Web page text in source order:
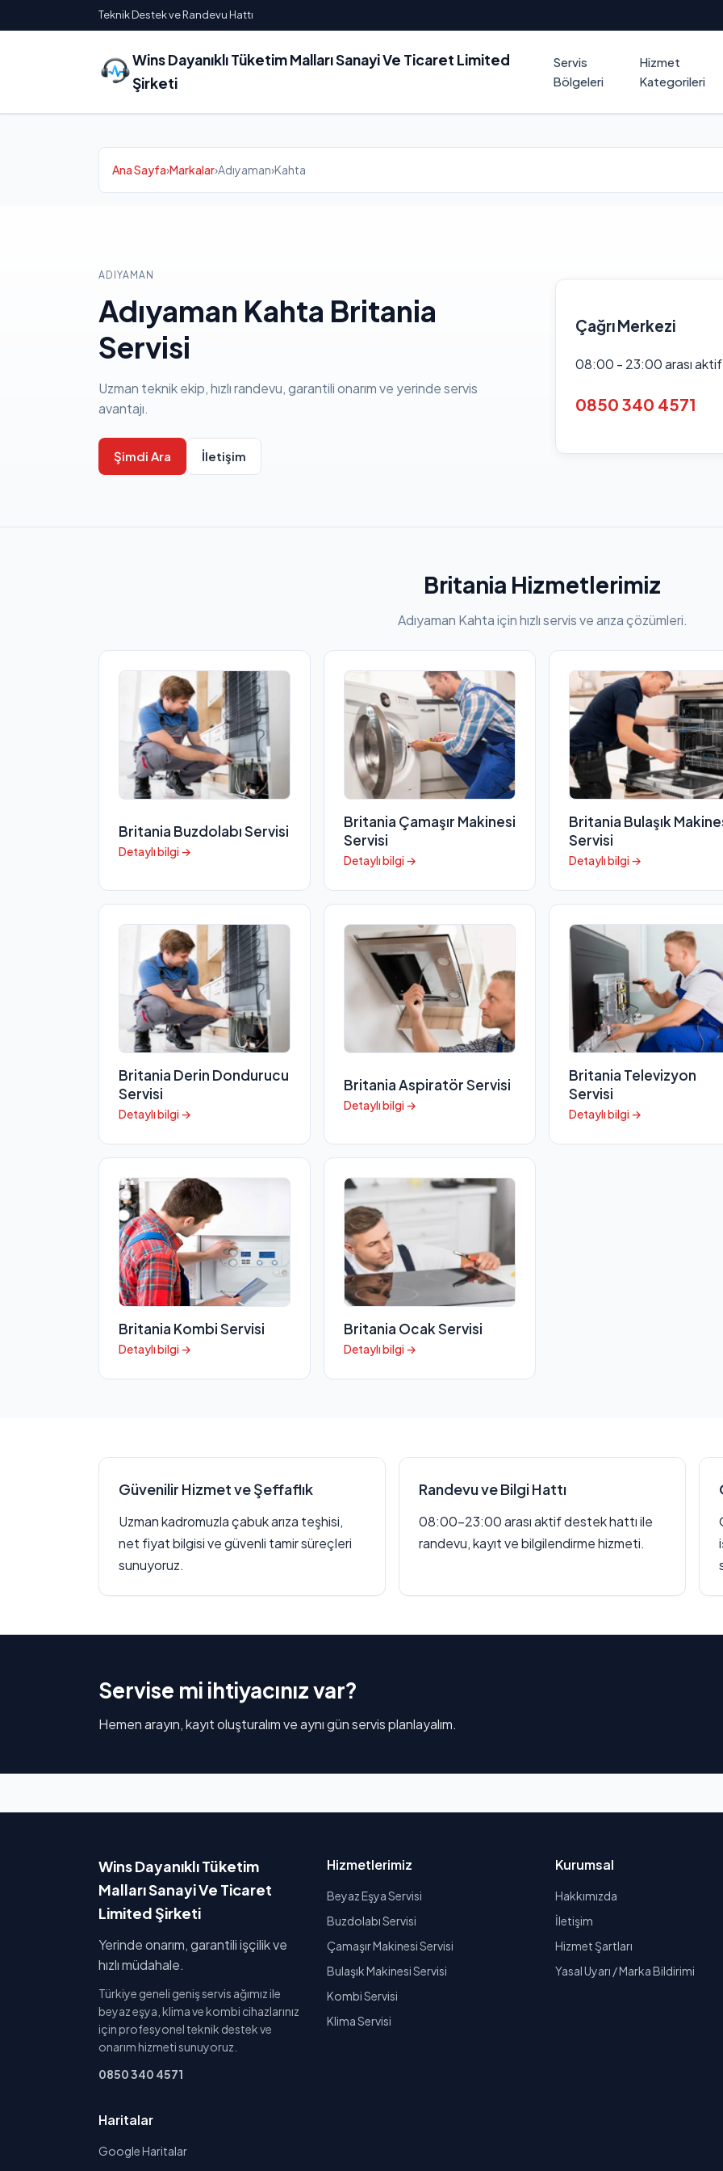
Teknik Destek ve Randevu Hattı
Wins Dayanıklı Tüketim Malları Sanayi Ve Ticaret Limited
Şirketi
Servis
Bölgeleri
Hizmet
Kategorileri
Ana Sayfa›Markalar›Adıyaman›Kahta
ADIYAMAN
Adıyaman Kahta Britania
Servisi
Uzman teknik ekip, hızlı randevu, garantili onarım ve yerinde servis
avantajı.
Şimdi Ara İletişim
Çağrı Merkezi
08:00 - 23:00 arası
0850 340 4571
Britania Hizmetlerimiz
Adıyaman Kahta için hızlı servis ve arıza çözümleri.
Britania Buzdolabı Servisi
Detaylı bilgi →
Britania Çamaşır Makinesi
Servisi
Detaylı bilgi →
Britania Bulaşık
Servisi
Detaylı bilgi →
Britania Derin Dondurucu
Servisi
Detaylı bilgi →
Britania Aspiratör Servisi
Detaylı bilgi →
Britania Televizyon
Servisi
Detaylı bilgi →
Britania Kombi Servisi
Detaylı bilgi →
Britania Ocak Servisi
Detaylı bilgi →
Güvenilir Hizmet ve Şeffaflık
Uzman kadromuzla çabuk arıza teşhisi,
net fiyat bilgisi ve güvenli tamir süreçleri
sunuyoruz.
Randevu ve Bilgi Hattı
08:00–23:00 arası aktif destek hattı ile
randevu, kayıt ve bilgilendirme hizmeti.
Servise mi ihtiyacınız var?
Hemen arayın, kayıt oluşturalım ve aynı gün servis planlayalım.
Wins Dayanıklı Tüketim
Malları Sanayi Ve Ticaret
Limited Şirketi
Yerinde onarım, garantili işçilik ve
hızlı müdahale.
Türkiye geneli geniş servis ağımız ile
beyaz eşya, klima ve kombi cihazlarınız
için profesyonel teknik destek ve
onarım hizmeti sunuyoruz.
0850 340 4571
Hizmetlerimiz
Beyaz Eşya Servisi
Buzdolabı Servisi
Çamaşır Makinesi Servisi
Bulaşık Makinesi Servisi
Kombi Servisi
Klima Servisi
Kurumsal
Hakkımızda
İletişim
Hizmet Şartları
Yasal Uyarı / Marka Bildirimi
Haritalar
Google Haritalar